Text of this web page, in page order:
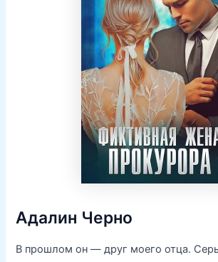
Адалин Черно
В прошлом он — друг моего отца.